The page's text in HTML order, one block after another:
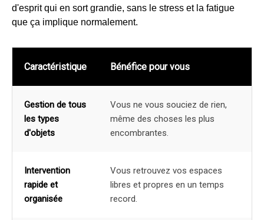
d'esprit qui en sort grandie, sans le stress et la fatigue
que ça implique normalement.
Caractéristique Bénéfice pour vous
Gestion de tous
les types
d'objets
Vous ne vous souciez de rien,
même des choses les plus
encombrantes.
Intervention
rapide et
organisée
Vous retrouvez vos espaces
libres et propres en un temps
record.